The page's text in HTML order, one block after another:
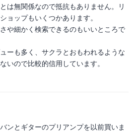
は無関係なので抵抗もありません。リ
ョップもいくつかあります。
や細かく検索できるのもいいところで
ーも多く、サクラとおもわれるような
いので比較的信用しています。
ンとギターのプリアンプを以前買いま